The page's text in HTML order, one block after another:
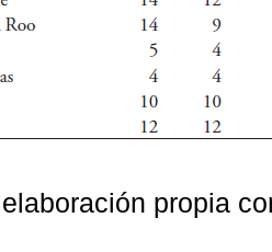
propia